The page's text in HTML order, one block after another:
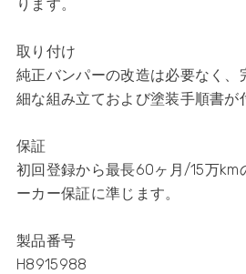
ります。
取り付け
純正バンパーの改造は必要なく、
細な組み立ておよび塗装手順書が
保証
初回登録から最長60ヶ月/15万km
ーカー保証に準じます。
製品番号
H8915988